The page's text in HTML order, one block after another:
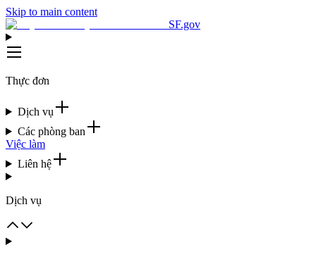
Skip to main content
SF.gov
Thực đơn
Dịch vụ
Các phòng ban
Việc làm
Liên hệ
Dịch vụ